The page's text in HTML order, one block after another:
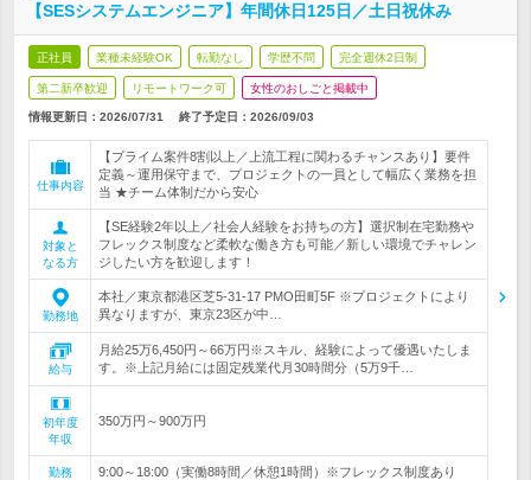
【SESシステムエンジニア】年間休日125日／土日祝休み
正社員 業種未経験OK 転勤なし 学歴不問 完全週休2日制
第二新卒歓迎 リモートワーク可 女性のおしごと掲載中
情報更新日：2026/07/31 終了予定日： 2026/09/03
仕事内容
【プライム案件8割以上／上流工程に関わるチャンスあり】要件
定義～運用保守まで、プロジェクトの一員として幅広く業務を担
当 ★チーム体制だから安心
対象と
なる方
【SE経験2年以上／社会人経験をお持ちの方】選択制在宅勤務や
フレックス制度など柔軟な働き方も可能／新しい環境でチャレン
ジしたい方を歓迎します！
勤務地
本社／東京都港区芝5-31-17 PMO田町5F ※プロジェクトにより
異なりますが、東京23区が中…
給与
月給25万6,450円～66万円※スキル、経験によって優遇いたしま
す。※上記月給には固定残業代月30時間分（5万9千…
初年度
年収
350万円～900万円
勤務
9:00～18:00（実働8時間／休憩1時間）※フレックス制度あり